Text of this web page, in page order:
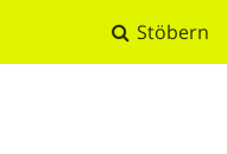
Stöbern